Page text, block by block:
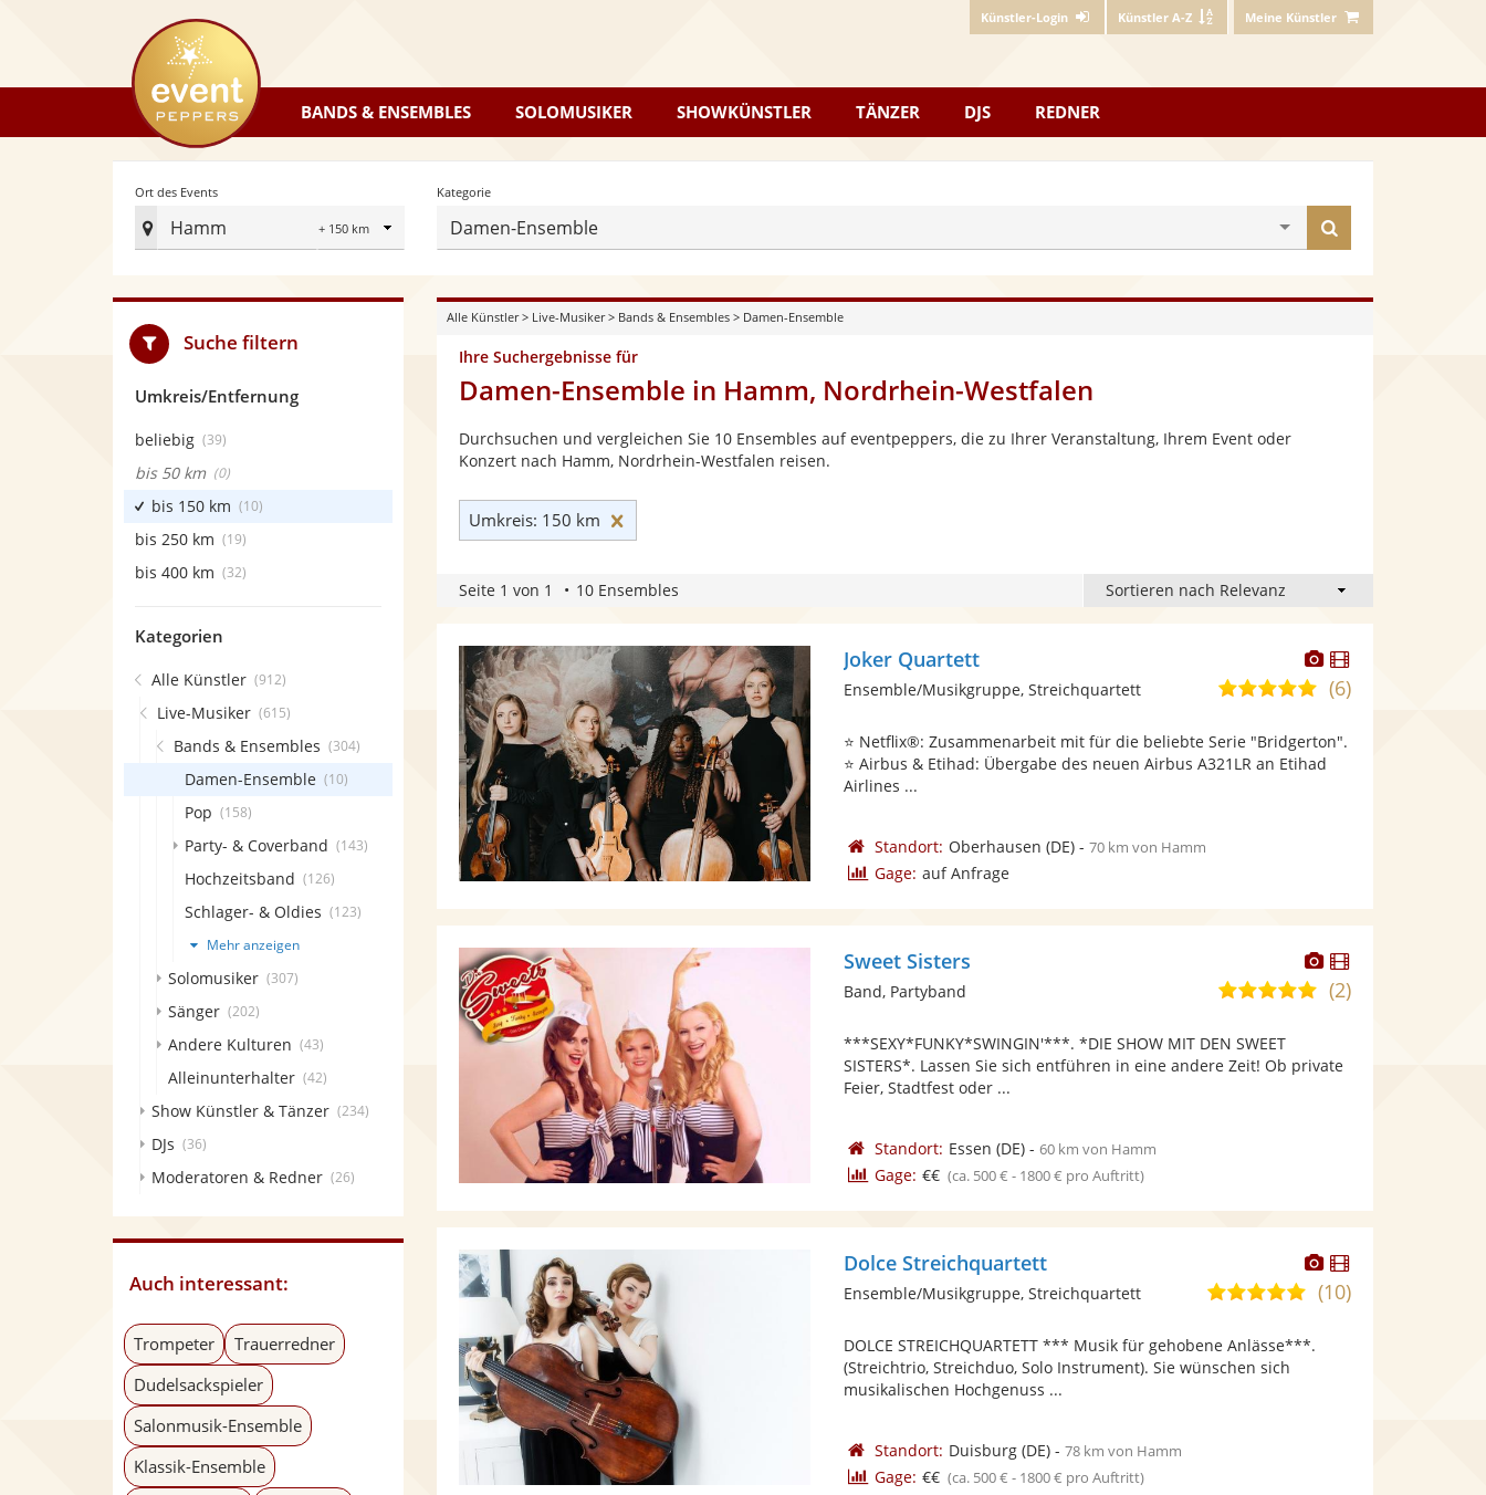
Künstler-Login Künstler A-Z Meine Künstler
eventpeppers
BANDS & ENSEMBLES SOLOMUSIKER SHOWKÜNSTLER TÄNZER DJS REDNER
Ort des Events
Hamm
Radius
Ort
Events
festlegen
Kategorie
Damen-Ensemble
finden
Alle Künstler> Live-Musiker> Bands & Ensembles> Damen-Ensemble
Ihre Suchergebnisse für
Damen-Ensemble in Hamm, Nordrhein-Westfalen
Durchsuchen und vergleichen Sie 10 Ensembles auf eventpeppers, die zu Ihrer Veranstaltung, Ihrem Event oder
Konzert nach Hamm, Nordrhein-Westfalen reisen.
Umkreis: 150 km
Seite 1 von 1 10 Ensembles
Dieser
Künstler
stellt
bereit.
Dieser
Künstler
Joker Quartett
4,9
5
Sternen
(6)
Ensemble/Musikgruppe, Streichquartett
⭐️ Netflix®: Zusammenarbeit mit für die beliebte Serie "Bridgerton".
⭐️ Airbus & Etihad: Übergabe des neuen Airbus A321LR an Etihad
Airlines ...
Standort: Oberhausen (DE)- 70 km von Hamm
Gage: auf Anfrage
Dieser
Künstler
stellt
bereit.
Dieser
Künstler
Sweet Sisters
5,0
Sternen
(2)
Band, Partyband
***SEXY*FUNKY*SWINGIN'***. *DIE SHOW MIT DEN SWEET
SISTERS*. Lassen Sie sich entführen in eine andere Zeit! Ob private
Feier, Stadtfest oder ...
Standort: Essen (DE)- 60 km von Hamm
Gage: €€ (ca. 500 € - 1800 € pro Auftritt)
Dieser
Künstler
stellt
Dieser
Künstler
Dolce Streichquartett
5,0
5
(10)
Ensemble/Musikgruppe, Streichquartett
DOLCE STREICHQUARTETT *** Musik für gehobene Anlässe***.
(Streichtrio, Streichduo, Solo Instrument). Sie wünschen sich
musikalischen Hochgenuss ...
Standort: Duisburg(DE)- 78 km von Hamm
Gage: €€ (ca. 500 € - 1800 € pro Auftritt)
Suche filtern
Umkreis/Entfernung
beliebig (39)
bis 50 km (0)
bis 150 km (10)
bis 250 km (19)
bis 400 km (32)
Kategorien
Alle Künstler (912)
Live-Musiker (615)
Bands & Ensembles (304)
Damen-Ensemble (10)
Pop (158)
Party- & Coverband (143)
Hochzeitsband (126)
Schlager- & Oldies (123)
Mehr anzeigen
Solomusiker (307)
Sänger (202)
Andere Kulturen (43)
Alleinunterhalter (42)
Show Künstler & Tänzer (234)
DJs (36)
Moderatoren & Redner (26)
Auch interessant:
Trompeter
Trauerredner
Dudelsackspieler
Salonmusik-Ensemble
Klassik-Ensemble